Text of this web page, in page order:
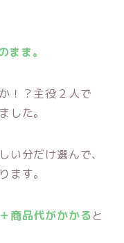
ま。
！？主役２人で
した。
い分だけ選んで、
ます。
商品代がかかると